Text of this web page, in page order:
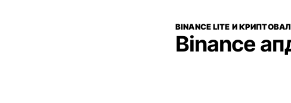
BINANCE LITE И
Binance